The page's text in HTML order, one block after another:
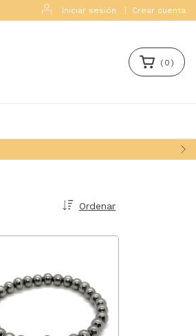
Iniciar sesión Crear cuenta
( 0 )
Ordenar